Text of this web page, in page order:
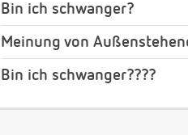
Bin ich schwanger?
Meinung von
Bin ich schwanger????